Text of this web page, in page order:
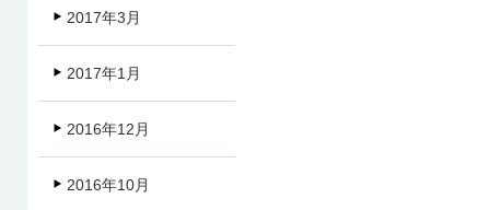
2017年3月
2017年1月
2016年12月
2016年10月